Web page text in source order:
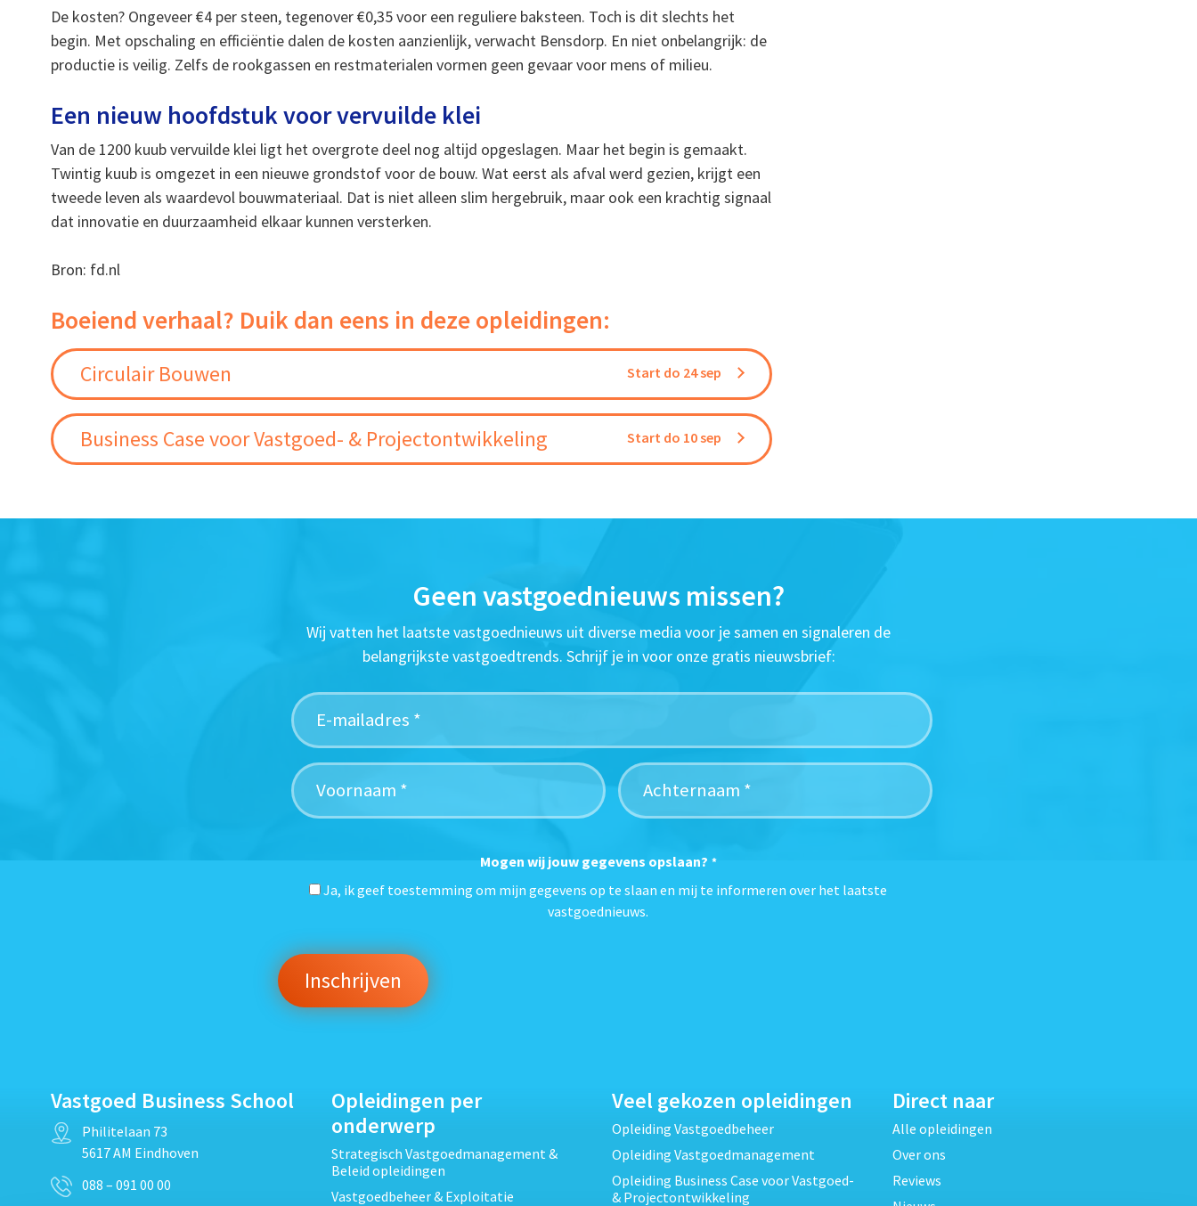
De kosten? Ongeveer €4 per steen, tegenover €0,35 voor een reguliere baksteen. Toch is dit slechts het
begin. Met opschaling en efficiëntie dalen de kosten aanzienlijk, verwacht Bensdorp. En niet onbelangrijk: de
productie is veilig. Zelfs de rookgassen en restmaterialen vormen geen gevaar voor mens of milieu.
Een nieuw hoofdstuk voor vervuilde klei
Van de 1200 kuub vervuilde klei ligt het overgrote deel nog altijd opgeslagen. Maar het begin is gemaakt.
Twintig kuub is omgezet in een nieuwe grondstof voor de bouw. Wat eerst als afval werd gezien, krijgt een
tweede leven als waardevol bouwmateriaal. Dat is niet alleen slim hergebruik, maar ook een krachtig signaal
dat innovatie en duurzaamheid elkaar kunnen versterken.
Bron: fd.nl
Boeiend verhaal? Duik dan eens in deze opleidingen:
Circulair Bouwen Start do 24 sep
Business Case voor Vastgoed- & Projectontwikkeling Start do 10 sep
Geen vastgoednieuws missen?
Wij vatten het laatste vastgoednieuws uit diverse media voor je samen en signaleren de
belangrijkste vastgoedtrends. Schrijf je in voor onze gratis nieuwsbrief:
Mogen wij jouw gegevens opslaan? *
Ja, ik geef toestemming om mijn gegevens op te slaan en mij te informeren over het laatste
vastgoednieuws.
Vastgoed Business School
Philitelaan 73
5617 AM Eindhoven
088 – 091 00 00
Opleidingen per
onderwerp
Strategisch Vastgoedmanagement &
Beleid opleidingen
Vastgoedbeheer & Exploitatie
Veel gekozen opleidingen
Opleiding Vastgoedbeheer
Opleiding Vastgoedmanagement
Opleiding Business Case voor Vastgoed-
& Projectontwikkeling
Direct naar
Alle opleidingen
Over ons
Reviews